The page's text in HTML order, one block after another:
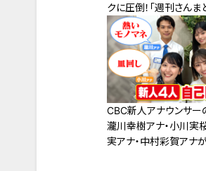
クに圧倒！「週刊さんま
ナウンス部にやってきた
CBC新人アナウンサー
瀧川幸樹アナ・小川実
実アナ・中村彩賀アナ